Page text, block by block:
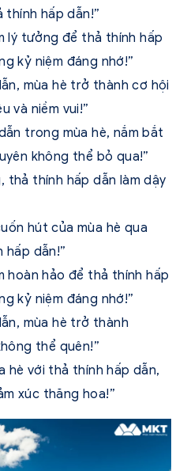
thính hấp dẫn!”
lý tưởng để thả thính hấp
kỷ niệm đáng nhớ!”
mùa hè trở thành cơ hội
và niềm vui!”
trong mùa hè, nắm bắt
không thể bỏ qua!”
thả thính hấp dẫn làm dậy
hút của mùa hè qua
hấp dẫn!”
hoàn hảo để thả thính hấp
kỷ niệm đáng nhớ!”
mùa hè trở thành
thể quên!”
hè với thả thính hấp dẫn,
xúc thăng hoa!”